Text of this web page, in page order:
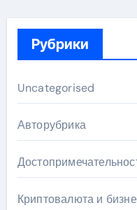
Рубрики
Uncategorised
Авторубрика
Криптовалюта и